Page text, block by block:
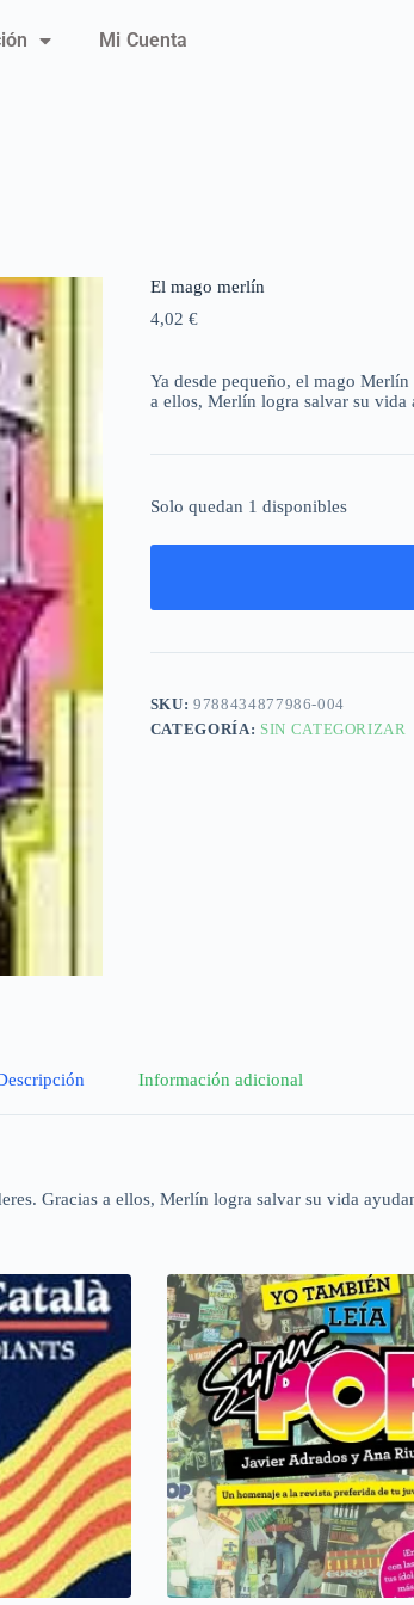
Mi Cuenta
El mago merlín
4,02 €
Ya desde pequeño, el mago
a ellos, Merlín logra salvar su vida
Solo quedan 1 disponibles
SKU:9788434877986-004
CATEGORÍA: SIN CATEGORIZAR
Información adicional
Gracias a ellos, Merlín logra salvar su vida